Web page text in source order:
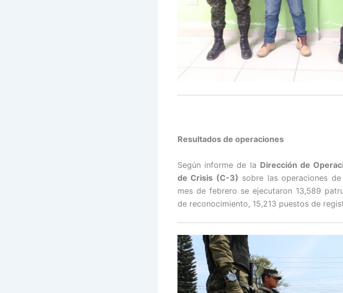
Resultados de operaciones
Según informe de la Dirección de
de Crisis (C-3) sobre las operaciones
mes de febrero se ejecutaron 13,589
de reconocimiento, 15,213 puestos de